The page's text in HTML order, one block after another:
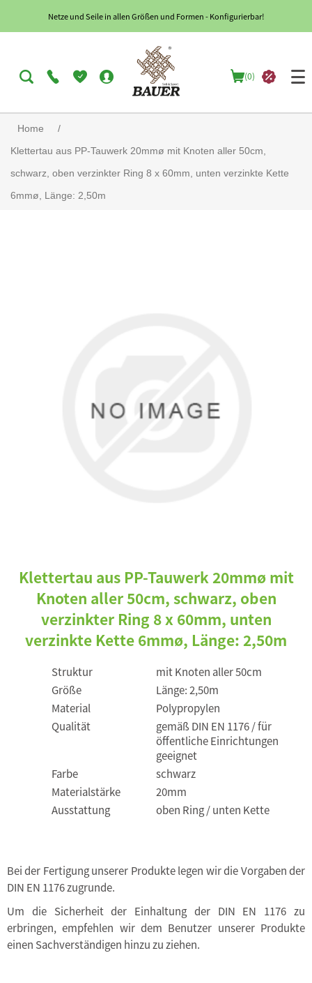
Netze und Seile in allen Größen und Formen - Konfigurierbar!
(0)
Home
/
Klettertau aus PP-Tauwerk 20mmø mit Knoten aller 50cm,
schwarz, oben verzinkter Ring 8 x 60mm, unten verzinkte Kette
6mmø, Länge: 2,50m
Klettertau aus PP-Tauwerk 20mmø mit
Knoten aller 50cm, schwarz, oben
verzinkter Ring 8 x 60mm, unten
verzinkte Kette 6mmø, Länge: 2,50m
Struktur
mit Knoten aller 50cm
Größe
Länge: 2,50m
Material
Polypropylen
Qualität
gemäß DIN EN 1176 / für
öffentliche Einrichtungen
geeignet
Farbe
schwarz
Materialstärke
20mm
Ausstattung
oben Ring / unten Kette
Bei der Fertigung unserer Produkte legen wir die Vorgaben der
DIN EN 1176 zugrunde.
Um die Sicherheit der Einhaltung der DIN EN 1176 zu
erbringen, empfehlen wir dem Benutzer unserer Produkte
einen Sachverständigen hinzu zu ziehen.